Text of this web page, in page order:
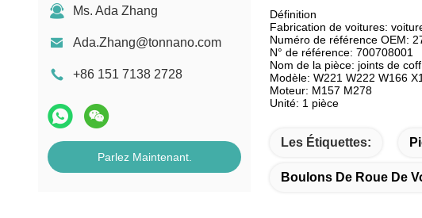
Ms. Ada Zhang
Ada.Zhang@tonnano.com
+86 151 7138 2728
Parlez Maintenant.
Définition
Fabrication de voitures:
Numéro de référence OEM:
N° de référence: 700708001
Nom de la pièce: joints de
Modèle: W221 W222 W166
Moteur: M157 M278
Unité: 1 pièce
Les Étiquettes:
Boulons De Roue De